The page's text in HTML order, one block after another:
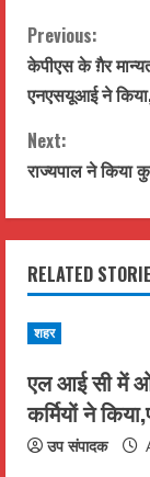
C
o
n
t
i
n
u
e
R
e
Previous:
केपीएस के ग़ैर
एनएसयूआई ने
Next:
राज्यपाल ने किया
RELATED
शहर
एल आई सी में ओ
कर्मियों ने
उप संपादक